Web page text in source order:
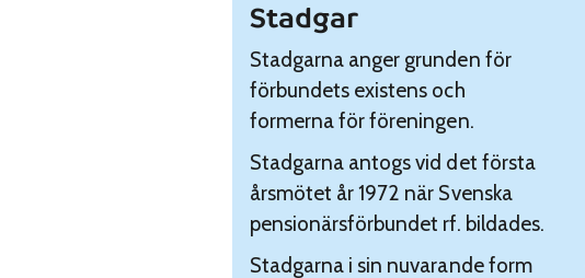
Stadgar
Stadgarna anger grunden för
förbundets existens och
formerna för föreningen.
Stadgarna antogs vid det första
årsmötet år 1972 när Svenska
pensionärsförbundet rf. bildades.
Stadgarna i sin nuvarande form